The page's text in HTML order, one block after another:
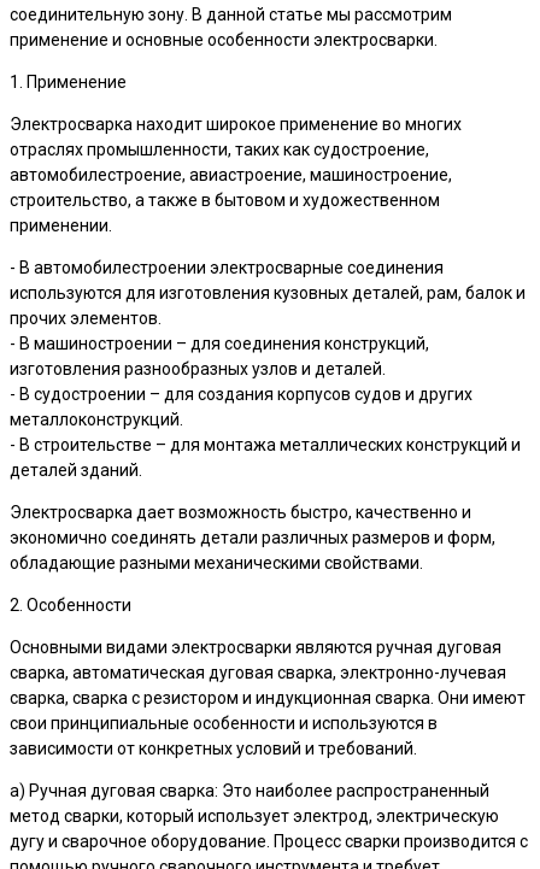
соединительную зону. В данной статье мы рассмотрим
применение и основные особенности электросварки.
1. Применение
Электросварка находит широкое применение во многих
отраслях промышленности, таких как судостроение,
автомобилестроение, авиастроение, машиностроение,
строительство, а также в бытовом и художественном
применении.
- В автомобилестроении электросварные соединения
используются для изготовления кузовных деталей, рам, балок и
прочих элементов.
- В машиностроении – для соединения конструкций,
изготовления разнообразных узлов и деталей.
- В судостроении – для создания корпусов судов и других
металлоконструкций.
- В строительстве – для монтажа металлических конструкций и
деталей зданий.
Электросварка дает возможность быстро, качественно и
экономично соединять детали различных размеров и форм,
обладающие разными механическими свойствами.
2. Особенности
Основными видами электросварки являются ручная дуговая
сварка, автоматическая дуговая сварка, электронно-лучевая
сварка, сварка с резистором и индукционная сварка. Они имеют
свои принципиальные особенности и используются в
зависимости от конкретных условий и требований.
a) Ручная дуговая сварка: Это наиболее распространенный
метод сварки, который использует электрод, электрическую
дугу и сварочное оборудование. Процесс сварки производится с